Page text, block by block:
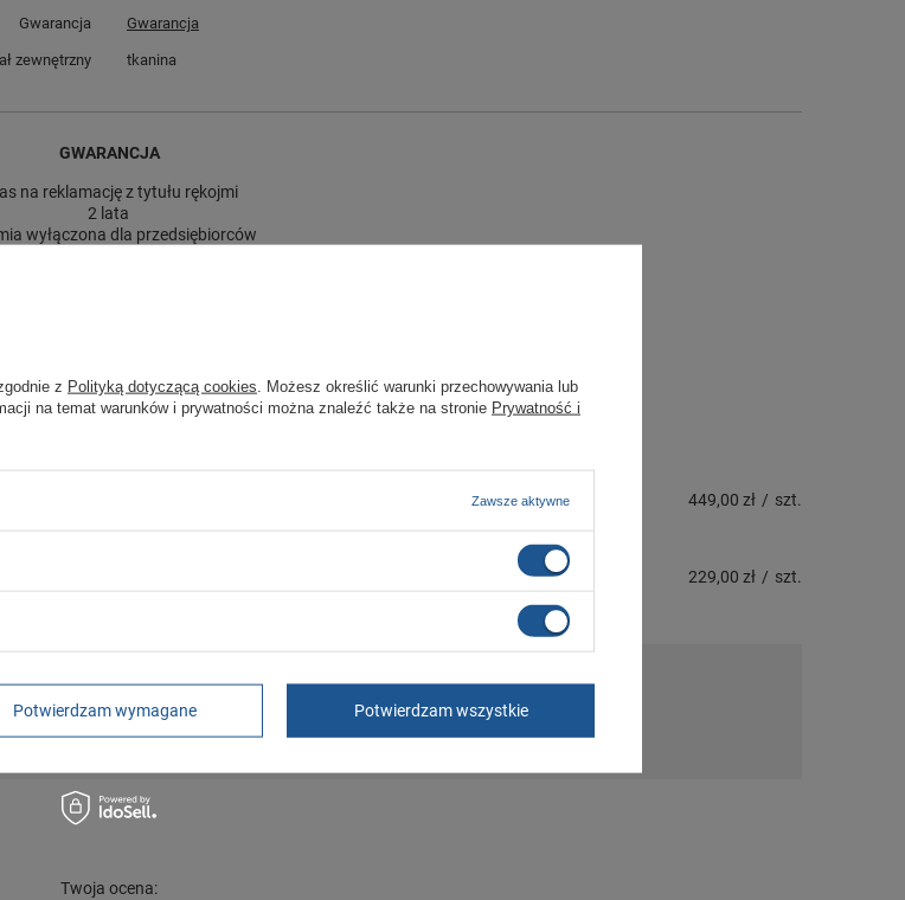
Gwarancja Gwarancja
zewnętrzny tkanina
GWARANCJA
na reklamację z tytułu rękojmi
2 lata
wyłączona dla przedsiębiorców
449,00 zł / szt.
229,00 zł / szt.
Masz pytania?
pytania i odpowiedzi
publikując dla innych.
Zadaj pytanie
Twoja ocena:
z Polityką dotyczącą cookies . Możesz określić warunki przechowywania lub
na temat warunków i prywatności można znaleźć także na stronie Prywatność i
Zawsze aktywne
Potwierdzam wymagane Potwierdzam wszystkie